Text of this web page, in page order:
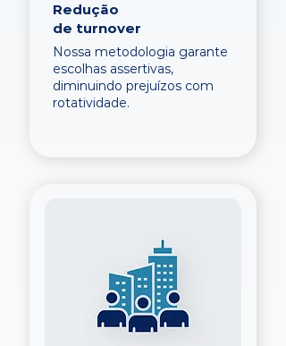
Redução
de turnover
Nossa metodologia garante
escolhas assertivas,
diminuindo prejuízos com
rotatividade.